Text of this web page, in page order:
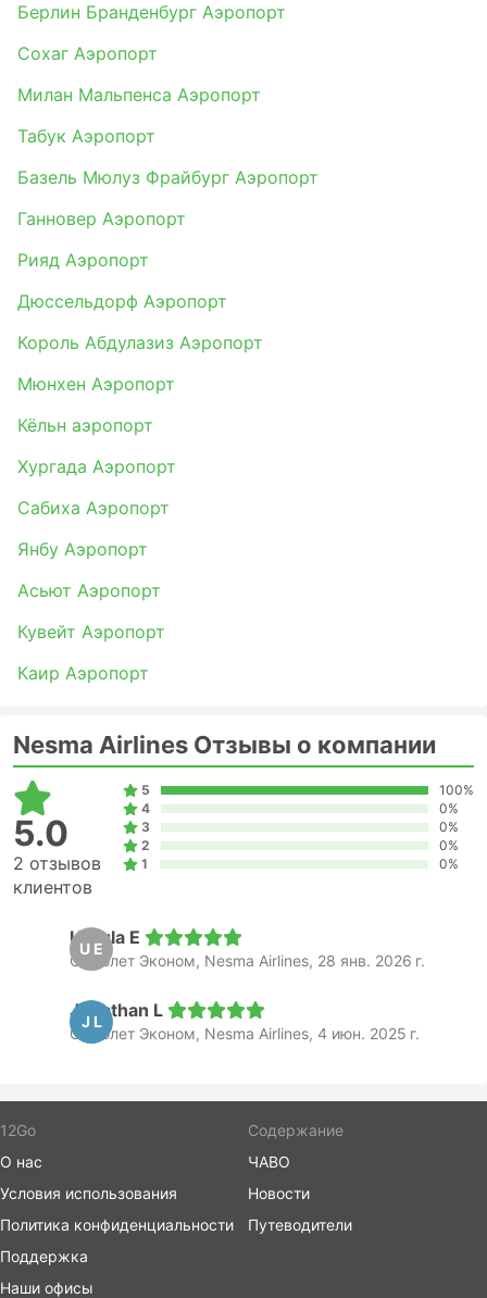
Берлин Бранденбург Аэропорт
Сохаг Аэропорт
Милан Мальпенса Аэропорт
Табук Аэропорт
Базель Мюлуз Фрайбург Аэропорт
Ганновер Аэропорт
Рияд Аэропорт
Дюссельдорф Аэропорт
Король Абдулазиз Аэропорт
Мюнхен Аэропорт
Кёльн аэропорт
Хургада Аэропорт
Сабиха Аэропорт
Янбу Аэропорт
Асьют Аэропорт
Кувейт Аэропорт
Каир Аэропорт
Nesma Airlines Отзывы о компании
U E
Ursula E
Самолет Эконом, Nesma Airlines, 28 янв. 2026 г.
J L
Jonathan L
Самолет Эконом, Nesma Airlines, 4 июн. 2025 г.
5.0
2 отзывов
клиентов
5
100%
4
0%
3
0%
2
0%
1
0%
12Go
О нас
Условия использования
Политика конфиденциальности
Поддержка
Наши офисы
Содержание
ЧАВО
Новости
Путеводители